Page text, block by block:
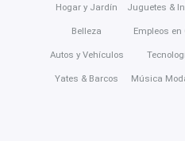
Hogar y Jardín
Belleza
Autos y Vehículos
Yates & Barcos
Juguetes &
Empleos en
Música